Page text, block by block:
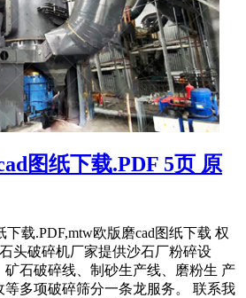
图纸下载.PDF 5页 原
下载.PDF,mtw欧版磨cad图纸下载 权
头破碎机厂家提供沙石厂粉碎设
矿石破碎线、制砂生产线、磨粉生 产
等多项破碎筛分一条龙服务。 联系我